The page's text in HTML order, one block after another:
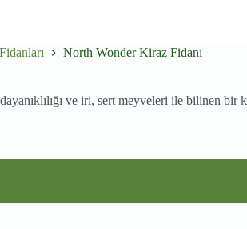
North Wonder Kiraz Fidanı
ve iri, sert meyveleri ile bilinen